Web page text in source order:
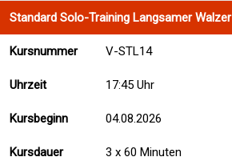
Standard Solo-Training Langsamer Walzer
V-STL14
17:45 Uhr
04.08.2026
3 x 60 Minuten